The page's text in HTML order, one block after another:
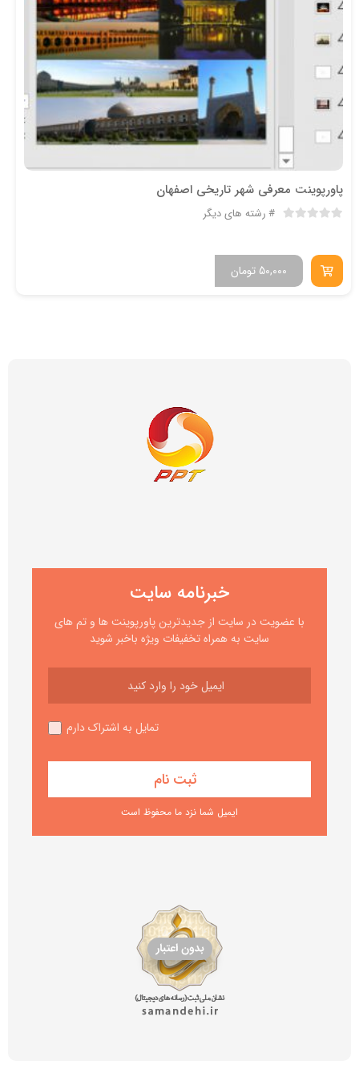
پاورپوینت معرفی شهر تاریخی اصفهان
رشته های دیگر
تومان 50,000
خبرنامه سایت
با عضویت در سایت از جدیدترین پاورپوینت ها و تم های
سایت به همراه تخفیفات ویژه باخبر شوید
تمایل به اشتراک دارم
ایمیل شما نزد ما محفوظ است